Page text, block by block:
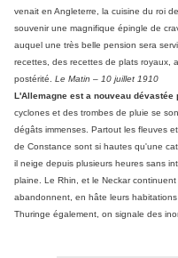
venait en Angleterre, la cuisine du roi
souvenir une magnifique épingle de
auquel une très belle pension sera
recettes, des recettes de plats royaux,
postérité.
Le Matin – 10 juillet 1910
L'Allemagne est a nouveau dévastée
cyclones et des trombes de pluie se
dégâts immenses. Partout les fleuves
de Constance sont si hautes qu'une
il neige depuis plusieurs heures sans
plaine. Le Rhin, et le Neckar
abandonnent, en hâte leurs
Thuringe également, on signale des